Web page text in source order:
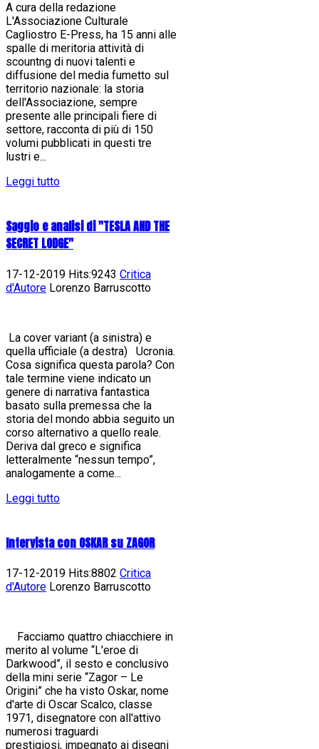
A cura della redazione
L'Associazione Culturale
Cagliostro E-Press, ha 15 anni alle
spalle di meritoria attività di
scountng di nuovi talenti e
diffusione del media fumetto sul
territorio nazionale: la storia
dell'Associazione, sempre
presente alle principali fiere di
settore, racconta di più di 150
volumi pubblicati in questi tre
lustri e...
Leggi tutto
Saggio e analisi di "TESLA AND THE
SECRET LODGE"
17-12-2019 Hits:9243 Critica
d'Autore Lorenzo Barruscotto
La cover variant (a sinistra) e
quella ufficiale (a destra) Ucronia.
Cosa significa questa parola? Con
tale termine viene indicato un
genere di narrativa fantastica
basato sulla premessa che la
storia del mondo abbia seguito un
corso alternativo a quello reale.
Deriva dal greco e significa
letteralmente “nessun tempo”,
analogamente a come...
Leggi tutto
Intervista con OSKAR su ZAGOR
17-12-2019 Hits:8802 Critica
d'Autore Lorenzo Barruscotto
Facciamo quattro chiacchiere in
merito al volume “L'eroe di
Darkwood”, il sesto e conclusivo
della mini serie “Zagor – Le
Origini” che ha visto Oskar, nome
d'arte di Oscar Scalco, classe
1971, disegnatore con all'attivo
numerosi traguardi
prestigiosi, impegnato ai disegni